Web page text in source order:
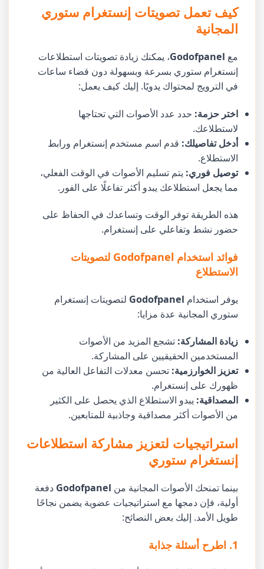
كيف تعمل تصويتات إنستغرام ستوري
المجانية
مع Godofpanel، يمكنك زيادة تصويتات استطلاعات
إنستغرام ستوري بسرعة وبسهولة دون قضاء ساعات
في الترويج لمحتواك يدويًا. إليك كيف يعمل:
اختر حزمة: حدد عدد الأصوات التي تحتاجها
لاستطلاعك.
أدخل تفاصيلك: قدم اسم مستخدم إنستغرام ورابط
الاستطلاع.
توصيل فوري: يتم تسليم الأصوات في الوقت الفعلي،
مما يجعل استطلاعك يبدو أكثر تفاعلًا على الفور.
هذه الطريقة توفر الوقت وتساعدك في الحفاظ على
حضور نشط وتفاعلي على إنستغرام.
فوائد استخدام Godofpanel لتصويتات
الاستطلاع
يوفر استخدام Godofpanel لتصويتات إنستغرام
ستوري المجانية عدة مزايا:
زيادة المشاركة: تشجع المزيد من الأصوات
المستخدمين الحقيقيين على المشاركة.
تعزيز الخوارزمية: تحسن معدلات التفاعل العالية من
ظهورك على إنستغرام.
المصداقية: يبدو الاستطلاع الذي يحصل على الكثير
من الأصوات أكثر مصداقية وجاذبية للمتابعين.
استراتيجيات لتعزيز مشاركة استطلاعات
إنستغرام ستوري
بينما تمنحك الأصوات المجانية من Godofpanel دفعة
أولية، فإن دمجها مع استراتيجيات عضوية يضمن نجاحًا
طويل الأمد. إليك بعض النصائح:
1. اطرح أسئلة جذابة